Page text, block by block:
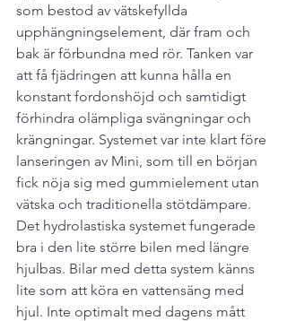
som bestod av vätskefyllda
upphängningselement, där fram och
bak är förbundna med rör. Tanken var
att få fjädringen att kunna hålla en
konstant fordonshöjd och samtidigt
förhindra olämpliga svängningar och
krängningar. Systemet var inte klart före
lanseringen av Mini, som till en början
fick nöja sig med gummielement utan
vätska och traditionella stötdämpare.
Det hydrolastiska systemet fungerade
bra i den lite större bilen med längre
hjulbas. Bilar med detta system känns
lite som att köra en vattensäng med
hjul. Inte optimalt med dagens mått